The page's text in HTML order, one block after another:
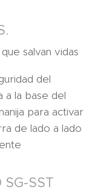
salvan vidas
del
a la base del
para activar
de lado a lado
SST